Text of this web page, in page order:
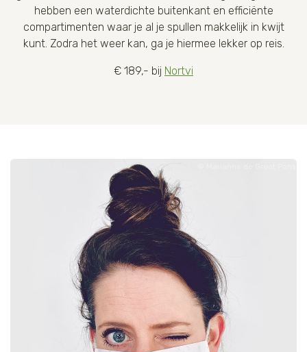
hebben een waterdichte buitenkant en efficiënte
compartimenten waar je al je spullen makkelijk in kwijt
kunt. Zodra het weer kan, ga je hiermee lekker op reis.
€ 189,- bij Nortvi